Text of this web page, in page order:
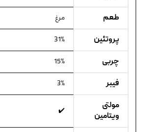
طعم مرغ
پروتئین 31%
چربی 15%
فیبر 3%
مولتی
ویتامین
✔️